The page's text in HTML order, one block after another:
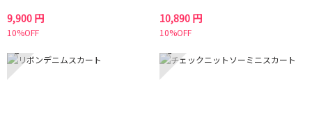
9,900 円
10%OFF
10,890 円
10%OFF
5 6